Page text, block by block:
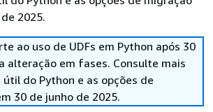
2025.
ao uso de UDFs em Python após 30
alteração em fases. Consulte mais
do Python e as opções de
30 de junho de 2025.